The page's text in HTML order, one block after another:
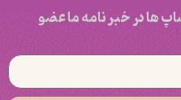
ها در خبر نامه ما عضو